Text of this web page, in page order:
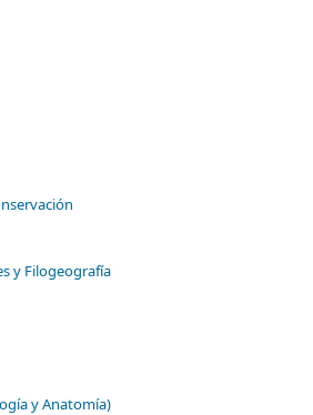
y Filogeografía
y Anatomía)